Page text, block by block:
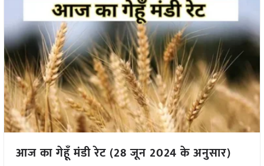
आज का गेहूँ मंडी रेट (28 जून 2024 के अनुसार)